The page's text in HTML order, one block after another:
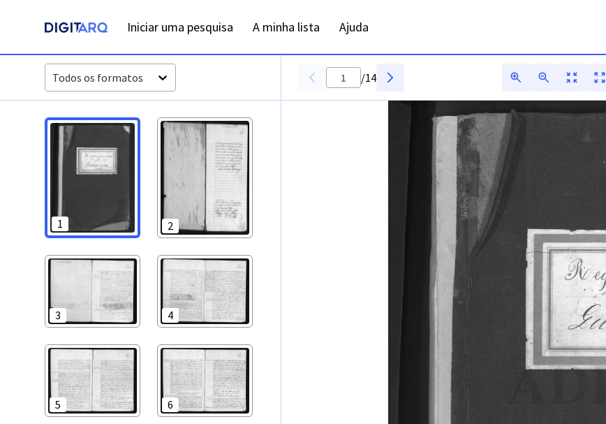
Iniciar uma pesquisa A minha lista Ajuda
Todos os formatos
1 2
3 4
5 6
/14